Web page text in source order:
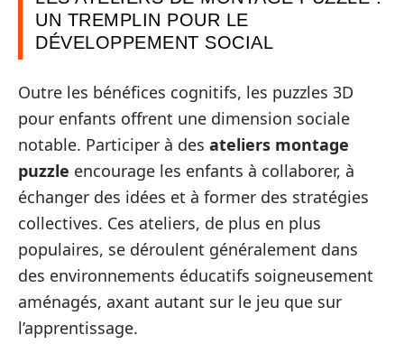
UN TREMPLIN POUR LE
DÉVELOPPEMENT SOCIAL
Outre les bénéfices cognitifs, les puzzles 3D
pour enfants offrent une dimension sociale
notable. Participer à des ateliers montage
puzzle encourage les enfants à collaborer, à
échanger des idées et à former des stratégies
collectives. Ces ateliers, de plus en plus
populaires, se déroulent généralement dans
des environnements éducatifs soigneusement
aménagés, axant autant sur le jeu que sur
l’apprentissage.